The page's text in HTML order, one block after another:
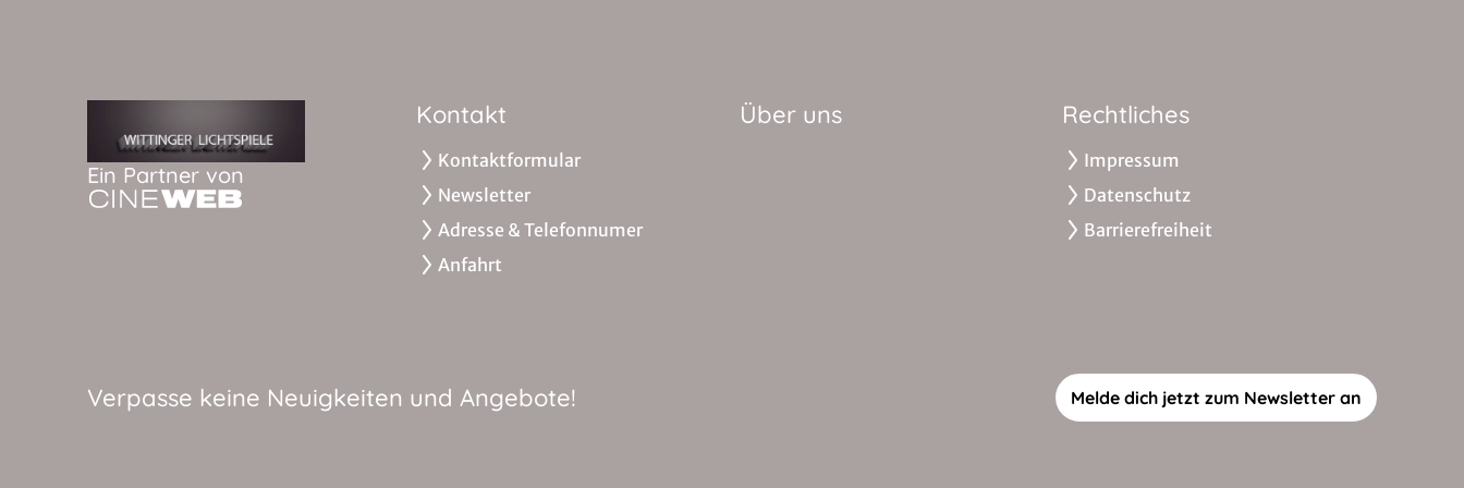
Ein Partner von
Kontakt
Kontaktformular
Newsletter
Adresse & Telefonnumer
Anfahrt
Über uns Rechtliches
Impressum
Datenschutz
Barrierefreiheit
Verpasse keine Neuigkeiten und Angebote! Melde dich jetzt zum Newsletter an